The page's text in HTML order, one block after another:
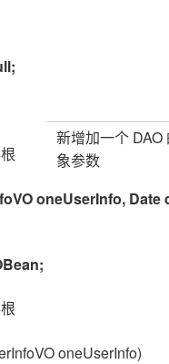
新增加一个 DAO
象参数
oneUserInfo, Date
oneUserInfo)